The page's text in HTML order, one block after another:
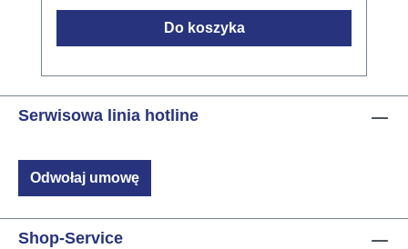
kompatybilnosc ze wszystkimi modulami od
1998 roku Rozszerzone funkcje edycji
Aktualizacja istniejacych instalacji LCN-
PRO+ Efektywna parametryzacja i
konserwacja systemów LCN Integracja z
Do koszyka
Serwisowa linia hotline
Odwołaj umowę
Shop-Service